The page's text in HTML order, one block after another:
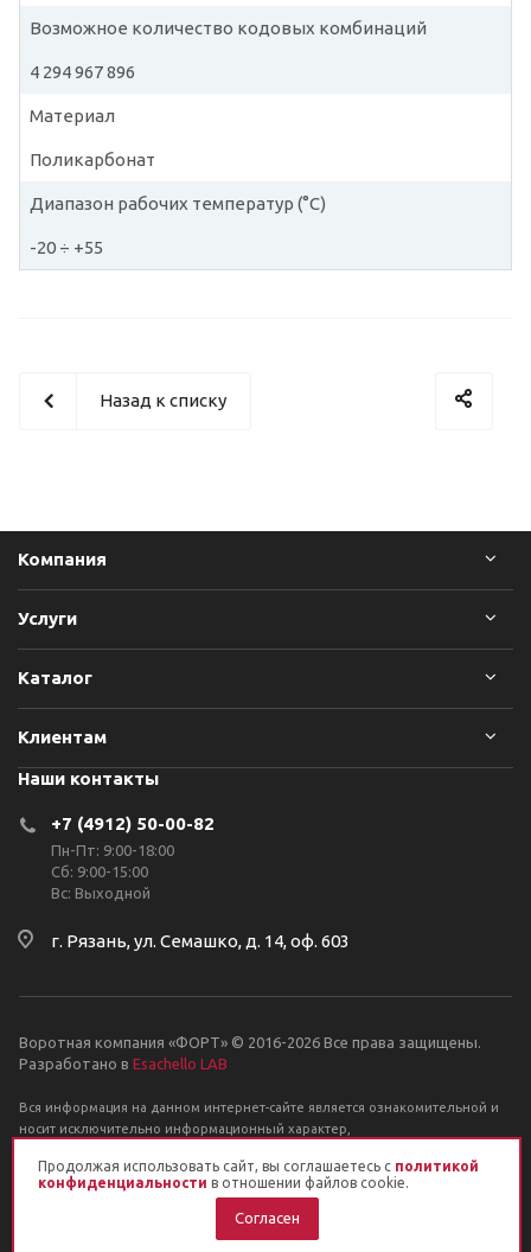
Возможное количество кодовых комбинаций
4 294 967 896
Материал
Поликарбонат
Диапазон рабочих температур (°C)
-20 ÷ +55
Назад к списку
Компания
Услуги
Каталог
Клиентам
Наши контакты
+7 (4912) 50-00-82
Пн-Пт: 9:00-18:00
Сб: 9:00-15:00
Вс: Выходной
г. Рязань, ул. Семашко, д. 14, оф. 603
Воротная компания «ФОРТ» © 2016-2026 Все права защищены.
Разработано в Esachello LAB
Вся информация на данном интернет-сайте является ознакомительной и
носит исключительно информационный характер,
положениями Статьи 437 Гражданского кодекса РФ.
Продолжая использовать сайт, вы соглашаетесь с политикой
конфиденциальности в отношении файлов cookie.
Согласен